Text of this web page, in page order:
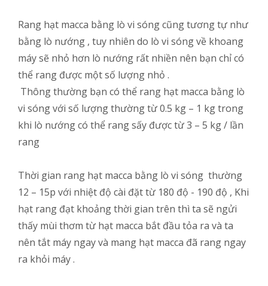
Rang hạt macca bằng lò vi sóng cũng tương tự như
bằng lò nướng , tuy nhiên do lò vi sóng về khoang
máy sẽ nhỏ hơn lò nướng rất nhiền nên bạn chỉ có
thể rang được một số lượng nhỏ .
Thông thường bạn có thể rang hạt macca bằng lò
vi sóng với số lượng thường từ 0.5 kg – 1 kg trong
khi lò nướng có thể rang sấy được từ 3 – 5 kg / lần
rang
Thời gian rang hạt macca bằng lò vi sóng thường
12 – 15p với nhiệt độ cài đặt từ 180 độ - 190 độ , Khi
hạt rang đạt khoảng thời gian trên thì ta sẽ ngửi
thấy mùi thơm từ hạt macca bắt đầu tỏa ra và ta
nên tắt máy ngay và mang hạt macca đã rang ngay
ra khỏi máy .